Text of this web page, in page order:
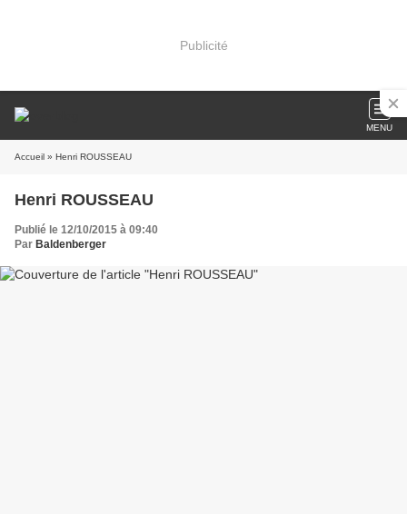
Publicité
MENU
Accueil » Henri ROUSSEAU
Henri ROUSSEAU
Publié le 12/10/2015 à 09:40
Par Baldenberger